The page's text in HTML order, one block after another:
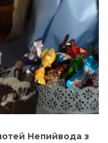
Непийвода з